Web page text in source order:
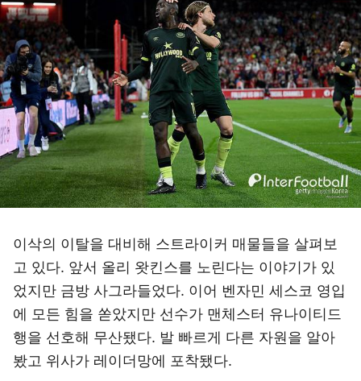
이삭의 이탈을 대비해 스트라이커 매물들을 살펴보
고 있다. 앞서 올리 왓킨스를 노린다는 이야기가 있
었지만 금방 사그라들었다. 이어 벤자민 세스코 영입
에 모든 힘을 쏟았지만 선수가 맨체스터 유나이티드
행을 선호해 무산됐다. 발 빠르게 다른 자원을 알아
봤고 위사가 레이더망에 포착됐다.